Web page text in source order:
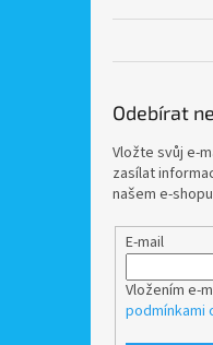
Odebírat
Vložte svůj e-
zasílat
našem e-
E-mail
Vložením e-
podmínkami